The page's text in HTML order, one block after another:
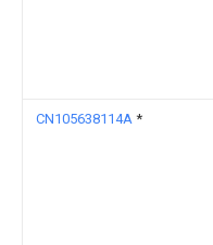
CN105638114A *